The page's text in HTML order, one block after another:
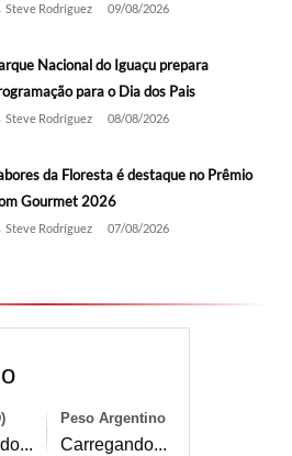
Steve Rodríguez 09/08/2026
Nacional do Iguaçu prepara
para o Dia dos Pais
Steve Rodríguez 08/08/2026
da Floresta é destaque no Prêmio
Gourmet 2026
Steve Rodríguez 07/08/2026
Peso Argentino
Carregando...